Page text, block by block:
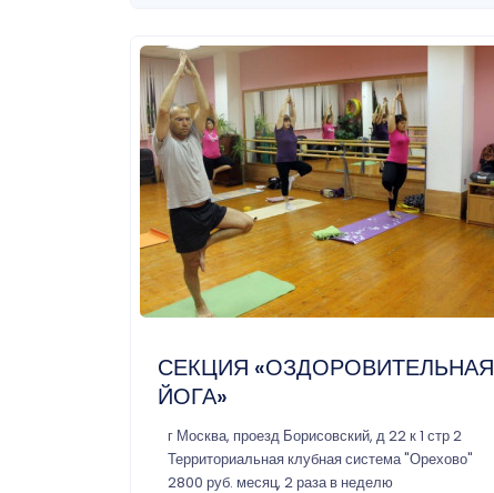
СЕКЦИЯ «ОЗДОРОВИТЕЛЬНАЯ
ЙОГА»
г Москва, проезд Борисовский, д 22 к 1 стр 2
Территориальная клубная система "Орехово"
2800 руб. месяц, 2 раза в неделю